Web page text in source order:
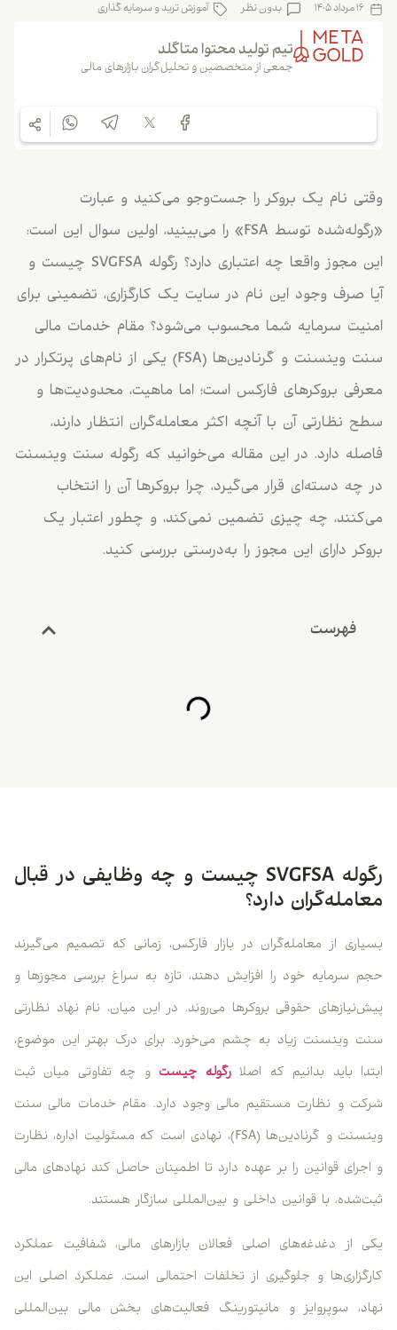
16 مرداد 1405 بدون نظر آموزش ترید و سرمایه گذاری
تیم تولید محتوا متاگلد
جمعی از متخصصین و تحلیل‌گران بازارهای مالی
وقتی نام یک بروکر را جست‌وجو می‌کنید و عبارت
«رگوله‌شده توسط FSA» را می‌بینید، اولین سوال این است:
این مجوز واقعا چه اعتباری دارد؟ رگوله SVGFSA چیست و
آیا صرف وجود این نام در سایت یک کارگزاری، تضمینی برای
امنیت سرمایه شما محسوب می‌شود؟ مقام خدمات مالی
سنت وینسنت و گرنادین‌ها (FSA) یکی از نام‌های پرتکرار در
معرفی بروکرهای فارکس است؛ اما ماهیت، محدودیت‌ها و
سطح نظارتی آن با آنچه اکثر معامله‌گران انتظار دارند،
فاصله دارد. در این مقاله می‌خوانید که رگوله سنت وینسنت
در چه دسته‌ای قرار می‌گیرد، چرا بروکرها آن را انتخاب
می‌کنند، چه چیزی تضمین نمی‌کند، و چطور اعتبار یک
بروکر دارای این مجوز را به‌درستی بررسی کنید.
فهرست
رگوله SVGFSA چیست و چه وظایفی در قبال
معامله‌گران دارد؟
بسیاری از معامله‌گران در بازار فارکس، زمانی که تصمیم می‌گیرند
حجم سرمایه خود را افزایش دهند، تازه به سراغ بررسی مجوزها و
پیش‌نیازهای حقوقی بروکرها می‌روند. در این میان، نام نهاد نظارتی
سنت وینسنت زیاد به چشم می‌خورد. برای درک بهتر این موضوع،
ابتدا باید بدانیم که اصلارگوله چیست و چه تفاوتی میان ثبت
شرکت و نظارت مستقیم مالی وجود دارد. مقام خدمات مالی سنت
وینسنت و گرنادین‌ها (FSA)، نهادی است که مسئولیت اداره، نظارت
و اجرای قوانین را بر عهده دارد تا اطمینان حاصل کند نهادهای مالی
ثبت‌شده، با قوانین داخلی و بین‌المللی سازگار هستند.
یکی از دغدغه‌های اصلی فعالان بازارهای مالی، شفافیت عملکرد
کارگزاری‌ها و جلوگیری از تخلفات احتمالی است. عملکرد اصلی این
نهاد، سوپروایز و مانیتورینگ فعالیت‌های بخش مالی بین‌المللی